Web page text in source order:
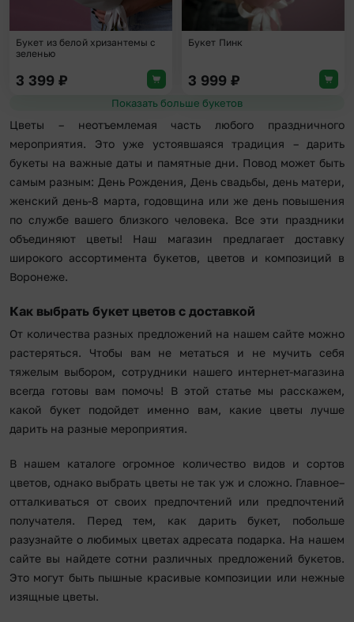
Букет из белой хризантемы с
зеленью
3 399 ₽
Букет Пинк
3 999 ₽
Показать больше букетов
Цветы – неотъемлемая часть любого праздничного
мероприятия. Это уже устоявшаяся традиция – дарить
букеты на важные даты и памятные дни. Повод может быть
самым разным: День Рождения, День свадьбы, день матери,
женский день-8 марта, годовщина или же день повышения
по службе вашего близкого человека. Все эти праздники
объединяют цветы! Наш магазин предлагает доставку
широкого ассортимента букетов, цветов и композиций в
Воронеже.
Как выбрать букет цветов с доставкой
От количества разных предложений на нашем сайте можно
растеряться. Чтобы вам не метаться и не мучить себя
тяжелым выбором, сотрудники нашего интернет-магазина
всегда готовы вам помочь! В этой статье мы расскажем,
какой букет подойдет именно вам, какие цветы лучше
дарить на разные мероприятия.
В нашем каталоге огромное количество видов и сортов
цветов, однако выбрать цветы не так уж и сложно. Главное–
отталкиваться от своих предпочтений или предпочтений
получателя. Перед тем, как дарить букет, побольше
разузнайте о любимых цветах адресата подарка. На нашем
сайте вы найдете сотни различных предложений букетов.
Это могут быть пышные красивые композиции или нежные
изящные цветы.